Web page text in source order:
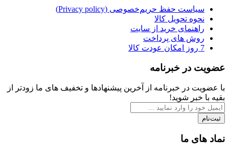
سیاست حفظ حریم‌خصوصی (Privacy policy)
نحوه تحویل کالا
راهنمای خرید از سایت
روش های پرداخت
7 روز امکان عودت کالا
عضویت در خبرنامه
با عضویت در خبرنامه از آخرین پیشنهادها و تخفیف های ما زودتر از
بقیه با خبر شوید!
ثبت‌نام
نماد های ما